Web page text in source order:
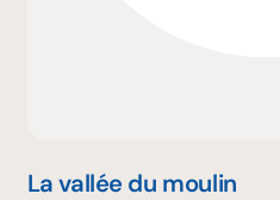
La vallée du moulin